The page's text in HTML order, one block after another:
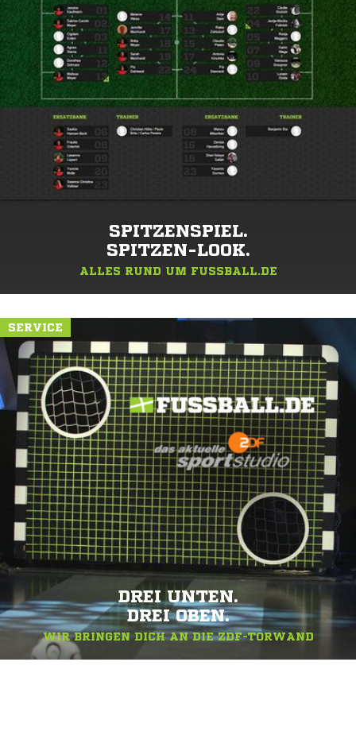
SPITZENSPIEL.
SPITZEN-LOOK.
ALLES RUND UM FUSSBALL.DE
SERVICE
DREI UNTEN.
DREI OBEN.
WIR BRINGEN DICH AN DIE ZDF-TORWAND